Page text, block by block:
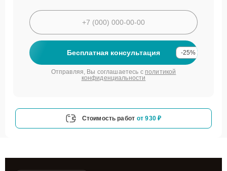
Бесплатная консультация -25%
Отправляя, Вы соглашаетесь с политикой
конфиденциальности
Стоимость работ от 930 ₽